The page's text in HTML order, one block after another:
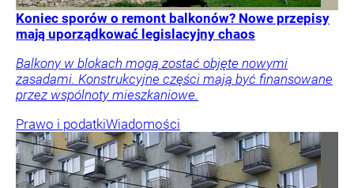
Koniec sporów o remont balkonów? Nowe przepisy
mają uporządkować legislacyjny chaos
Balkony w blokach mogą zostać objęte nowymi
zasadami. Konstrukcyjne części mają być finansowane
przez wspólnoty mieszkaniowe.
Prawo i podatkiWiadomości